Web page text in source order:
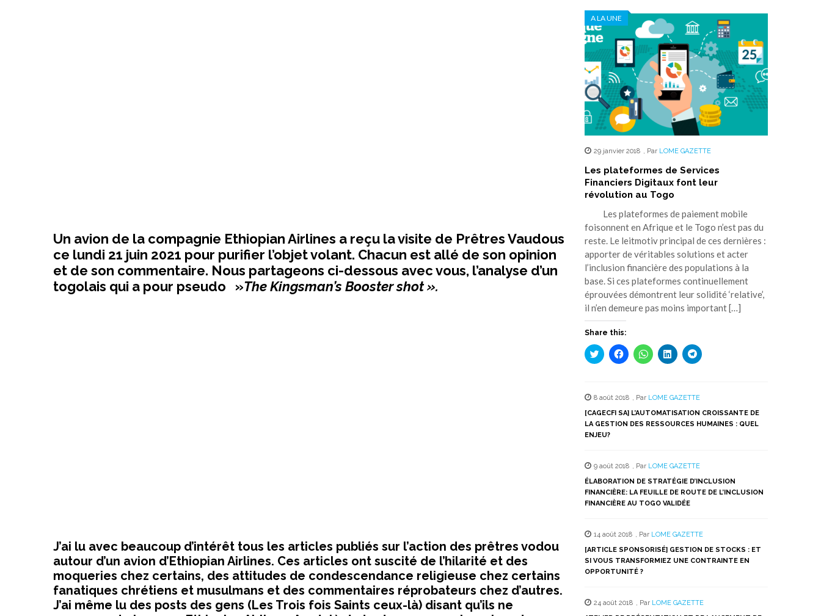
Un avion de la compagnie Ethiopian Airlines a reçu la visite de Prêtres Vaudous
ce lundi 21 juin 2021 pour purifier l’objet volant. Chacun est allé de son opinion
et de son commentaire. Nous partageons ci-dessous avec vous, l’analyse d’un
togolais qui a pour pseudo »The Kingsman’s Booster shot ».
J’ai lu avec beaucoup d’intérêt tous les articles publiés sur l’action des prêtres vodou
autour d’un avion d’Ethiopian Airlines. Ces articles ont suscité de l’hilarité et des
moqueries chez certains, des attitudes de condescendance religieuse chez certains
fanatiques chrétiens et musulmans et des commentaires réprobateurs chez d’autres.
J’ai même lu des posts des gens (Les Trois fois Saints ceux-là) disant qu’ils ne
A LA UNE
29 janvier 2018 , Par LOME GAZETTE
Les plateformes de Services
Financiers Digitaux font leur
révolution au Togo
Les plateformes de paiement mobile
foisonnent en Afrique et le Togo n’est pas du
reste. Le leitmotiv principal de ces dernières :
apporter de véritables solutions et acter
l’inclusion financière des populations à la
base. Si ces plateformes continuellement
éprouvées démontrent leur solidité ‘relative’,
il n’en demeure pas moins important […]
Share this:
Cliquez
pour
une
nouvelle
fenêtre)
Cliquez
pour
une
nouvelle
fenêtre)
Cliquez
pour
une
nouvelle
fenêtre)
Cliquez
pour
une
nouvelle
fenêtre)
Cliquez
pour
une
nouvelle
fenêtre)
8 août 2018 , Par LOME GAZETTE
[CAGECFI SA] L’AUTOMATISATION CROISSANTE DE
LA GESTION DES RESSOURCES HUMAINES : QUEL
ENJEU?
9 août 2018 , Par LOME GAZETTE
ÉLABORATION DE STRATÉGIE D’INCLUSION
FINANCIÈRE: LA FEUILLE DE ROUTE DE L’INCLUSION
FINANCIÈRE AU TOGO VALIDÉE
14 août 2018 , Par LOME GAZETTE
[ARTICLE SPONSORISÉ] GESTION DE STOCKS : ET
SI VOUS TRANSFORMIEZ UNE CONTRAINTE EN
OPPORTUNITÉ ?
24 août 2018 , Par LOME GAZETTE